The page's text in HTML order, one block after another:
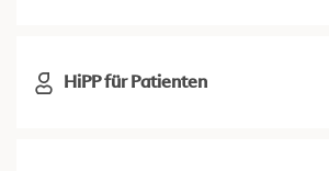
HiPP für Patienten